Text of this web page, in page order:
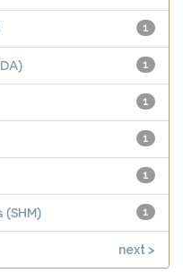
1
1
1
1
1
1
next >